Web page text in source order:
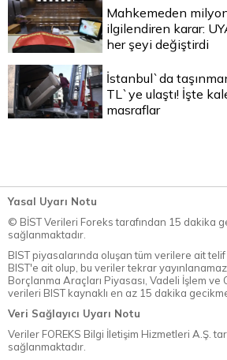
Mahkemeden
ilgilendiren karar:
her şeyi değiştirdi
İstanbul`da
TL`ye ulaştı! İşte
masraflar
Yasal Uyarı Notu
© BİST Verileri Foreks tarafından 15 dakika
sağlanmaktadır.
BIST piyasalarında oluşan tüm verilere ait
BIST'e ait olup, bu veriler tekrar
Borçlanma Araçları Piyasası, Vadeli İşlem ve
verileri BIST kaynaklı en az 15 dakika
Veri Sağlayıcı Uyarı Notu
Veriler FOREKS Bilgi İletişim Hizmetleri A.Ş.
sağlanmaktadır.